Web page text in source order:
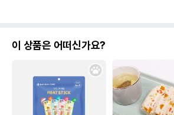
이 상품은 어떠신가요?